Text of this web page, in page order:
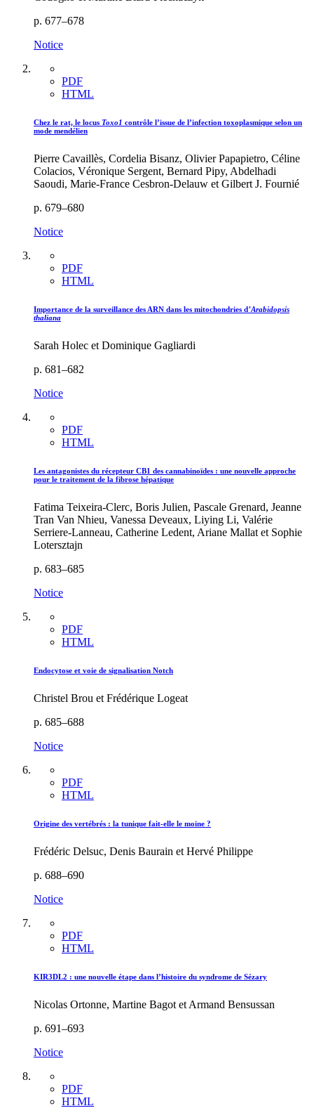
p. 677–678
Notice
PDF
HTML
Chez le rat, le locus Toxo1 contrôle l’issue de l’infection toxoplasmique selon un
mode mendélien
Pierre Cavaillès, Cordelia Bisanz, Olivier Papapietro, Céline
Colacios, Véronique Sergent, Bernard Pipy, Abdelhadi
Saoudi, Marie-France Cesbron-Delauw et Gilbert J. Fournié
p. 679–680
Notice
PDF
HTML
Importance de la surveillance des ARN dans les mitochondries d ’Arabidopsis
thaliana
Sarah Holec et Dominique Gagliardi
p. 681–682
Notice
PDF
HTML
Les antagonistes du récepteur CB1 des cannabinoïdes : une nouvelle approche
pour le traitement de la fibrose hépatique
Fatima Teixeira-Clerc, Boris Julien, Pascale Grenard, Jeanne
Tran Van Nhieu, Vanessa Deveaux, Liying Li, Valérie
Serriere-Lanneau, Catherine Ledent, Ariane Mallat et Sophie
Lotersztajn
p. 683–685
Notice
PDF
HTML
Endocytose et voie de signalisation Notch
Christel Brou et Frédérique Logeat
p. 685–688
Notice
PDF
HTML
Origine des vertébrés : la tunique fait-elle le moine ?
Frédéric Delsuc, Denis Baurain et Hervé Philippe
p. 688–690
Notice
PDF
HTML
KIR3DL2 : une nouvelle étape dans l’histoire du syndrome de Sézary
Nicolas Ortonne, Martine Bagot et Armand Bensussan
p. 691–693
Notice
PDF
HTML